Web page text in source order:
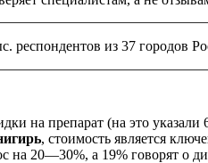
из 37 городов
на препарат (на это
, стоимость является
на 20—30%, а 19% говорят о